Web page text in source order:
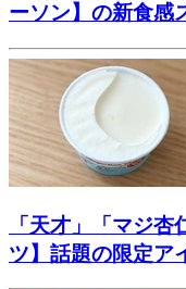
ーソン】の新食感
「天才」「マジ
ツ】話題の限定ア